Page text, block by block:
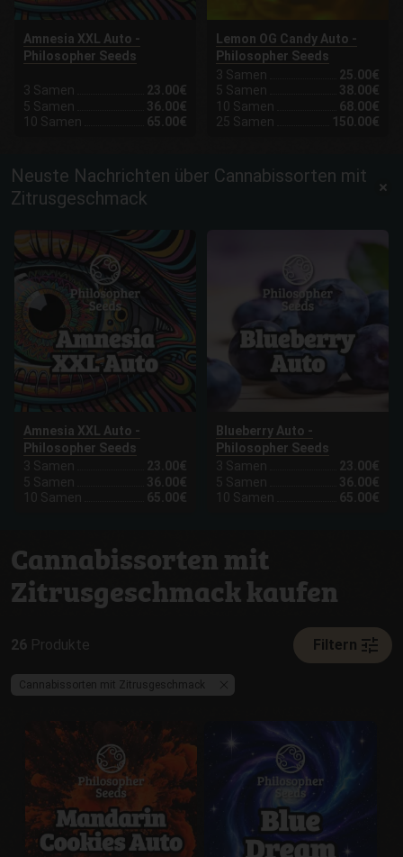
Amnesia XXL Auto -
Philosopher Seeds
3 Samen
23.00€
5 Samen
36.00€
10 Samen
65.00€
Lemon OG Candy Auto -
Philosopher Seeds
3 Samen
25.00€
5 Samen
38.00€
10 Samen
68.00€
25 Samen
150.00€
Neuste Nachrichten über Cannabissorten mit
Zitrusgeschmack
Amnesia XXL Auto -
Philosopher Seeds
3 Samen
23.00€
5 Samen
36.00€
10 Samen
65.00€
Blueberry Auto -
Philosopher Seeds
3 Samen
23.00€
5 Samen
36.00€
10 Samen
65.00€
Cannabissorten mit
Zitrusgeschmack kaufen
26 Produkte Filtern tune
Cannabissorten mit Zitrusgeschmack